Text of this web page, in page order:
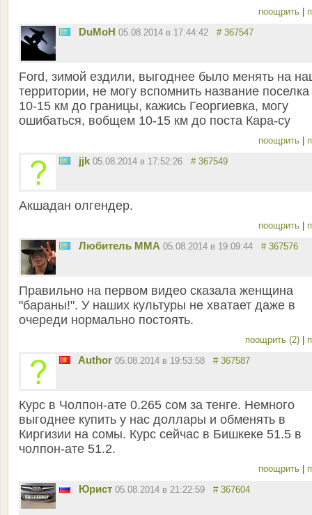
поощрить
DuMoH 05.08.2014 в 17:44:42 # 367547
Ford, зимой ездили, выгоднее было менять на
территории, не могу вспомнить название поселка
10-15 км до границы, кажись Георгиевка, могу
ошибаться, вобщем 10-15 км до поста Кара-су
поощрить
jjk 05.08.2014 в 17:52:26 # 367549
Акшадан олгендер.
поощрить
Любитель ММА 05.08.2014 в 19:09:44 # 367576
Правильно на первом видео сказала женщина
"бараны!". У наших культуры не хватает даже в
очереди нормально постоять.
поощрить (2)
Author 05.08.2014 в 19:53:58 # 367587
Курс в Чолпон-ате 0.265 сом за тенге. Немного
выгоднее купить у нас доллары и обменять в
Киргизии на сомы. Курс сейчас в Бишкеке 51.5 в
чолпон-ате 51.2.
поощрить
Юрист 05.08.2014 в 21:22:59 # 367604